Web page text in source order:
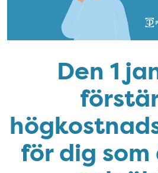
Den 1
för dig som